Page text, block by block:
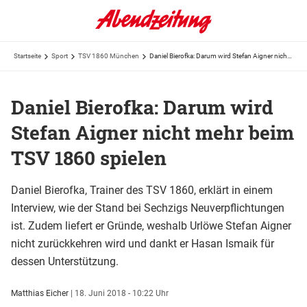
Startseite Sport TSV 1860 München
Daniel Bierofka: Darum wird
Stefan Aigner nicht mehr beim
TSV 1860 spielen
Daniel Bierofka, Trainer des TSV 1860, erklärt in einem
Interview, wie der Stand bei Sechzigs Neuverpflichtungen
ist. Zudem liefert er Gründe, weshalb Urlöwe Stefan Aigner
nicht zurückkehren wird und dankt er Hasan Ismaik für
dessen Unterstützung.
Matthias Eicher | 18. Juni 2018 - 10:22 Uhr